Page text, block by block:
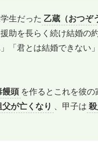
生だった 乙蔵（おつぞ
助を長らく続け結婚の
「君とは結婚できない
饅頭 を作るとこれを彼
が亡くなり 、甲子は